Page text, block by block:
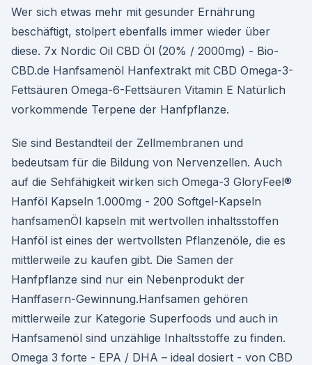
Wer sich etwas mehr mit gesunder Ernährung
beschäftigt, stolpert ebenfalls immer wieder über
diese. 7x Nordic Oil CBD Öl (20% / 2000mg) - Bio-
CBD.de Hanfsamenöl Hanfextrakt mit CBD Omega-3-
Fettsäuren Omega-6-Fettsäuren Vitamin E Natürlich
vorkommende Terpene der Hanfpflanze.
Sie sind Bestandteil der Zellmembranen und
bedeutsam für die Bildung von Nervenzellen. Auch
auf die Sehfähigkeit wirken sich Omega-3 GloryFeel®
Hanföl Kapseln 1.000mg - 200 Softgel-Kapseln
hanfsamenÖl kapseln mit wertvollen inhaltsstoffen
Hanföl ist eines der wertvollsten Pflanzenöle, die es
mittlerweile zu kaufen gibt. Die Samen der
Hanfpflanze sind nur ein Nebenprodukt der
Hanffasern-Gewinnung.Hanfsamen gehören
mittlerweile zur Kategorie Superfoods und auch in
Hanfsamenöl sind unzählige Inhaltsstoffe zu finden.
Omega 3 forte - EPA / DHA – ideal dosiert - von CBD